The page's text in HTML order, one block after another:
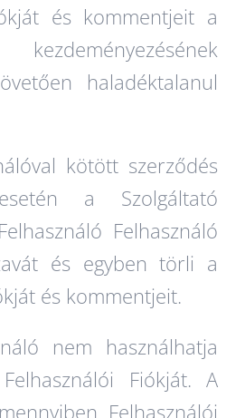
és kommentjeit a
haladéktalanul
kötött szerződés
a Szolgáltató
Felhasználó
és egyben törli a
és kommentjeit.
nem használhatja
Fiókját. A
Felhasználói